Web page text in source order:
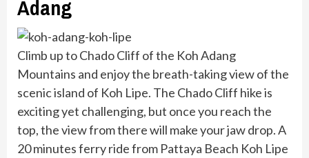
Adang
Climb up to Chado Cliff of the Koh Adang
Mountains and enjoy the breath-taking view of the
scenic island of Koh Lipe. The Chado Cliff hike is
exciting yet challenging, but once you reach the
top, the view from there will make your jaw drop. A
20 minutes ferry ride from Pattaya Beach Koh Lipe